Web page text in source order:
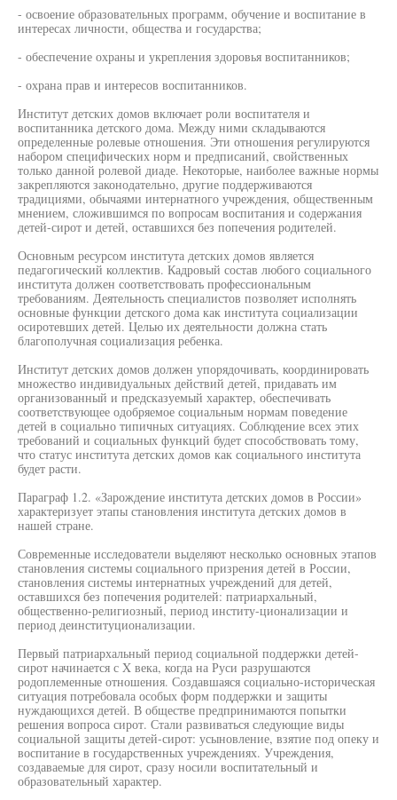
- освоение образовательных программ, обучение и воспитание в
интересах личности, общества и государства;
- обеспечение охраны и укрепления здоровья воспитанников;
- охрана прав и интересов воспитанников.
Институт детских домов включает роли воспитателя и
воспитанника детского дома. Между ними складываются
определенные ролевые отношения. Эти отношения регулируются
набором специфических норм и предписаний, свойственных
только данной ролевой диаде. Некоторые, наиболее важные нормы
закрепляются законодательно, другие поддерживаются
традициями, обычаями интернатного учреждения, общественным
мнением, сложившимся по вопросам воспитания и содержания
детей-сирот и детей, оставшихся без попечения родителей.
Основным ресурсом института детских домов является
педагогический коллектив. Кадровый состав любого социального
института должен соответствовать профессиональным
требованиям. Деятельность специалистов позволяет исполнять
основные функции детского дома как института социализации
осиротевших детей. Целью их деятельности должна стать
благополучная социализация ребенка.
Институт детских домов должен упорядочивать, координировать
множество индивидуальных действий детей, придавать им
организованный и предсказуемый характер, обеспечивать
соответствующее одобряемое социальным нормам поведение
детей в социально типичных ситуациях. Соблюдение всех этих
требований и социальных функций будет способствовать тому,
что статус института детских домов как социального института
будет расти.
Параграф 1.2. «Зарождение института детских домов в России»
характеризует этапы становления института детских домов в
нашей стране.
Современные исследователи выделяют несколько основных этапов
становления системы социального призрения детей в России,
становления системы интернатных учреждений для детей,
оставшихся без попечения родителей: патриархальный,
общественно-религиозный, период институ-ционализации и
период деинституционализации.
Первый патриархальный период социальной поддержки детей-
сирот начинается с X века, когда на Руси разрушаются
родоплеменные отношения. Создавшаяся социально-историческая
ситуация потребовала особых форм поддержки и защиты
нуждающихся детей. В обществе предпринимаются попытки
решения вопроса сирот. Стали развиваться следующие виды
социальной защиты детей-сирот: усыновление, взятие под опеку и
воспитание в государственных учреждениях. Учреждения,
создаваемые для сирот, сразу носили воспитательный и
образовательный характер.